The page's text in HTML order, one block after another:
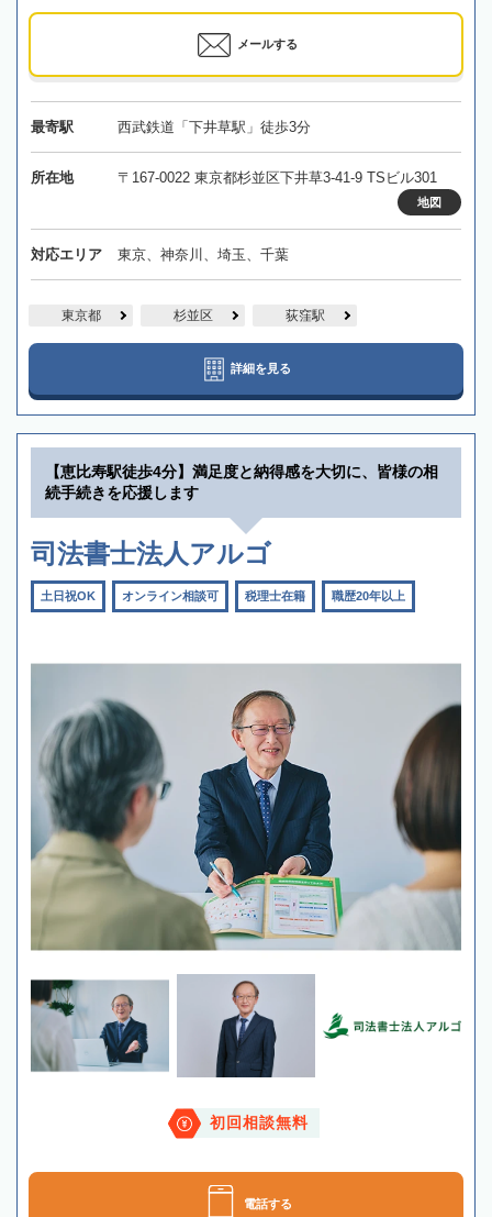
メールする
最寄駅 西武鉄道「下井草駅」徒歩3分
所在地 〒167-0022 東京都杉並区下井草3-41-9 TSビル301
地図
対応エリア 東京、神奈川、埼玉、千葉
東京都 杉並区 荻窪駅
詳細を見る
【恵比寿駅徒歩4分】満足度と納得感を大切に、皆様の相
続手続きを応援します
司法書士法人アルゴ
土日祝OK オンライン相談可 税理士在籍 職歴20年以上
初回相談無料
電話する